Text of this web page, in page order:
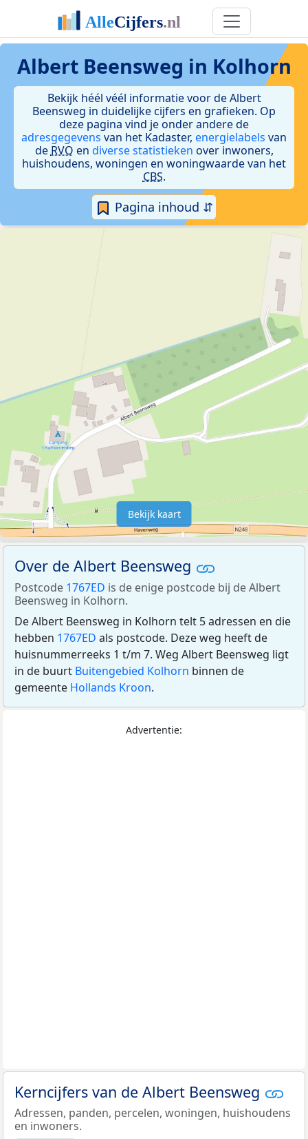
Albert Beensweg in Kolhorn
Bekijk héél véél informatie voor de Albert
Beensweg in duidelijke cijfers en grafieken. Op
deze pagina vind je onder andere de
adresgegevens van het Kadaster, energielabels van
de RVO en diverse statistieken over inwoners,
huishoudens, woningen en woningwaarde van het
CBS.
Pagina inhoud ⇵
Bekijk kaart
Over de Albert Beensweg
Postcode 1767ED is de enige postcode bij de Albert
Beensweg in Kolhorn.
De Albert Beensweg in Kolhorn telt 5 adressen en die
hebben 1767ED als postcode. Deze weg heeft de
huisnummerreeks 1 t/m 7. Weg Albert Beensweg ligt
in de buurt Buitengebied Kolhorn binnen de
gemeente Hollands Kroon.
Advertentie:
Kerncijfers van de Albert Beensweg
Adressen, panden, percelen, woningen, huishoudens
en inwoners.